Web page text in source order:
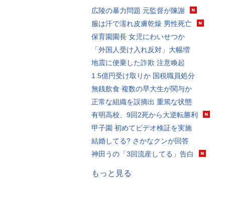
広陵の暴力問題 元監督が陳謝
服は汗で濡れ皮膚乾燥 男性死亡
保育園園長 女児にわいせつか
「外国人受け入れ反対」大幅増
地震に便乗した詐欺 注意喚起
1.5億円受け取りか 国税職員処分
無銭飲食 複数の早大生が関与か
正常な組織を誤摘出 重篤な状態
有明高校、9回2死から大逆転勝利
甲子園 初めてビデオ検証を実施
結婚してる? さかなクンが回答
神田うの「3回流産してる」告白
もっと見る